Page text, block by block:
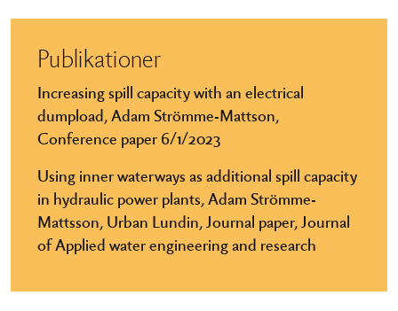
Publikationer
Increasing spill capacity with an electrical
dumpload, Adam Strömme-Mattson,
Conference paper 6/1/2023
Using inner waterways as additional spill capacity
in hydraulic power plants, Adam Strömme-
Mattsson, Urban Lundin, Journal paper, Journal
of Applied water engineering and research